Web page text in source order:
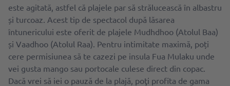
este agitată, astfel că plajele par să strălucească în albastru
și turcoaz. Acest tip de spectacol după lăsarea
întunericului este oferit de plajele Mudhdhoo (Atolul Baa)
și Vaadhoo (Atolul Raa). Pentru intimitate maximă, poți
cere permisiunea să te cazezi pe insula Fua Mulaku unde
vei gusta mango sau portocale culese direct din copac.
Dacă vrei să iei o pauză de la plajă, poţi profita de gama